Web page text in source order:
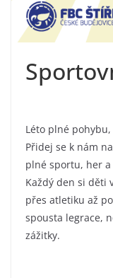
Léto plné
Přidej se k nám
plné sportu, her
Každý den si děti
přes atletiku až
spousta legrace,
zážitky.